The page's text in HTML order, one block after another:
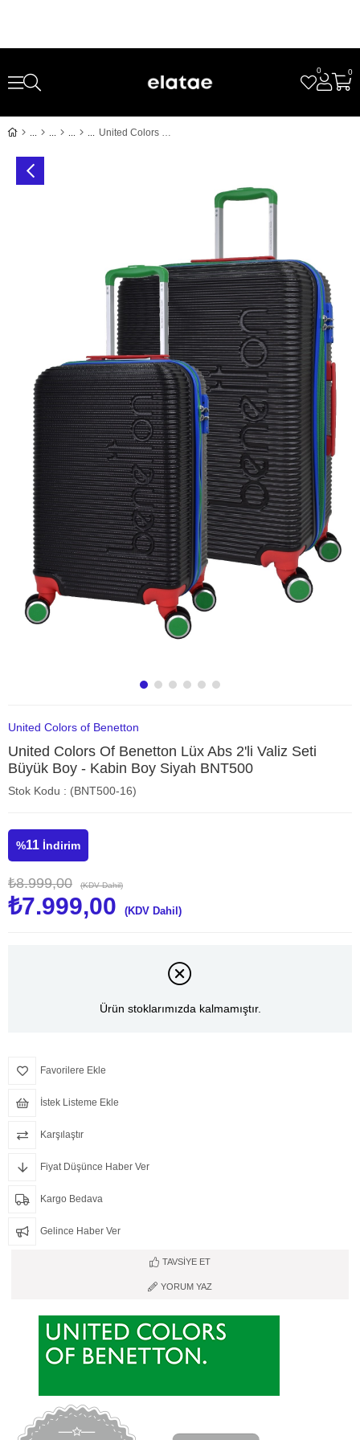
0
0
United Colors Of Benetton Lüx Abs 2'li Valiz Seti Büyük Boy - Kabin Boy Siyah BNT500
United Colors of Benetton
United Colors Of Benetton Lüx Abs 2'li Valiz Seti
Büyük Boy - Kabin Boy Siyah BNT500
Stok Kodu (BNT500-16)
%11 İndirim
₺8.999,00 (KDV Dahil)
₺7.999,00 (KDV Dahil)
Ürün stoklarımızda kalmamıştır.
Favorilere Ekle
İstek Listeme Ekle
Karşılaştır
Fiyat Düşünce Haber Ver
Kargo Bedava
Gelince Haber Ver
TAVSIYE ET
YORUM YAZ